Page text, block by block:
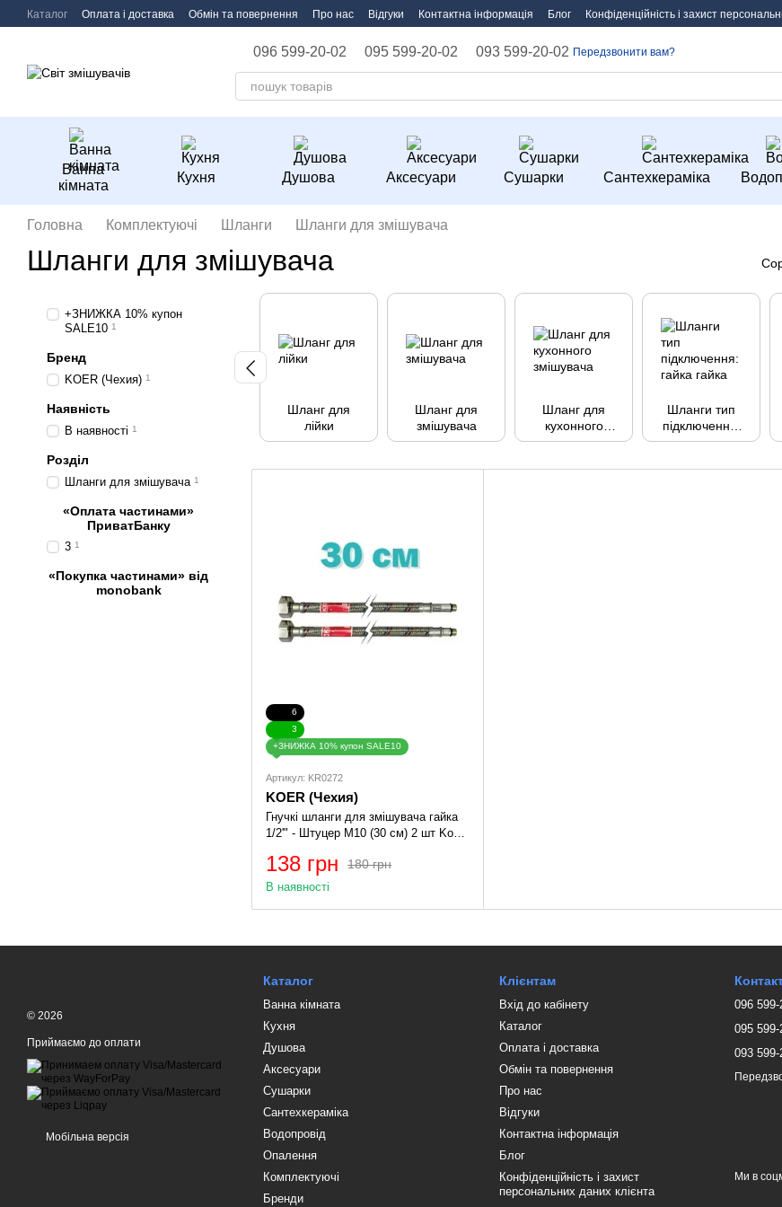
Перейти до основного контенту
Каталог Оплата і доставка Обмін та повернення Про нас Відгуки Контактна інформація Блог Конфіденційність і захист
096 599-20-02 095 599-20-02 093 599-20-02 Передзвонити вам?
Ванна
кімната
Кухня Душова Аксесуари Сушарки Сантехкераміка
Головна Комплектуючі Шланги Шланги для змішувача
Шланги для змішувача
Шланг для
лійки
Шланг для
змішувача
Шланг для
кухонного
змішувача
Шланги тип
підключення:
гайка гайка
6
3
+ЗНИЖКА 10% купон SALE10
Артикул: KR0272
KOER (Чехия)
Гнучкі шланги для змішувача гайка
1/2'" - Штуцер M10 (30 см) 2 шт Koer
180 грн
138 грн
В наявності
+ЗНИЖКА 10% купон
SALE10 1
Бренд
KOER (Чехия) 1
Наявність
В наявності 1
Розділ
Шланги для змішувача 1
«Оплата частинами»
ПриватБанку
3 1
«Покупка частинами» від
monobank
© 2026
Приймаємо до оплати
Мобільна версія
Каталог
Ванна кімната
Кухня
Душова
Аксесуари
Сушарки
Сантехкераміка
Водопровід
Опалення
Комплектуючі
Бренди
Клієнтам
Вхід до кабінету
Каталог
Оплата і доставка
Обмін та повернення
Про нас
Відгуки
Контактна інформація
Блог
Конфіденційність і захист
персональних даних клієнта
096 599-
095 599-
093 599-
Ми в